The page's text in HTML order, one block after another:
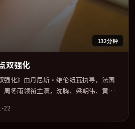
132分钟
双强化
强化》由丹尼斯·维伦纽瓦执导，法国
周冬雨领衔主演，沈腾、梁朝伟、黄
事、表演与视听上力求统一。定于
流平台同步亮相，2020 年度话题片中口
22